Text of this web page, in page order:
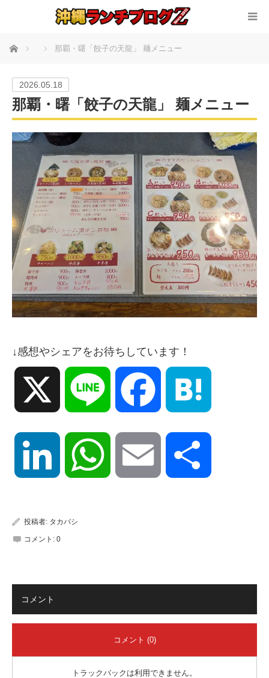
ホーム 那覇・曙「餃子の天龍」 麺メニュー
2026.05.18
那覇・曙「餃子の天龍」 麺メニュー
↓感想やシェアをお待ちしています！
Line Facebook
LinkedIn WhatsApp Email
投稿者: タカバシ
コメント: 0
コメント
コメント (0)
トラックバックは利用できません。